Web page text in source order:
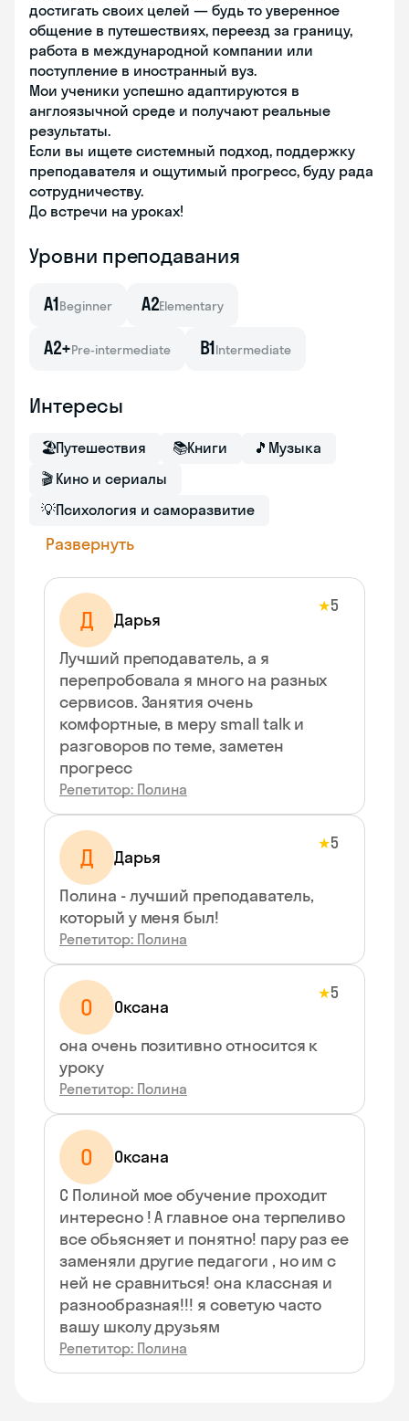
достигать своих целей — будь то уверенное
общение в путешествиях, переезд за границу,
работа в международной компании или
поступление в иностранный вуз.
Мои ученики успешно адаптируются в
англоязычной среде и получают реальные
результаты.
Если вы ищете системный подход, поддержку
преподавателя и ощутимый прогресс, буду рада
сотрудничеству.
До встречи на уроках!
Уровни преподавания
A1Beginner A2Elementary
A2+Pre-intermediate B1Intermediate
Интересы
🏖Путешествия 📚Книги 🎵 Музыка
🎬 Кино и сериалы
💡Психология и саморазвитие
Развернуть
Д Дарья
★5
Лучший преподаватель, а я
перепробовала я много на разных
сервисов. Занятия очень
комфортные, в меру small talk и
разговоров по теме, заметен
прогресс
Репетитор: Полина
Д Дарья
★5
Полина - лучший преподаватель,
который у меня был!
Репетитор: Полина
О Оксана
★5
она очень позитивно относится к
уроку
Репетитор: Полина
О
Оксана
С Полиной мое обучение проходит
интересно ! А главное она терпеливо
все обьясняет и понятно! пару раз ее
заменяли другие педагоги , но им с
ней не сравниться! она классная и
разнообразная!!! я советую часто
вашу школу друзьям
Репетитор: Полина